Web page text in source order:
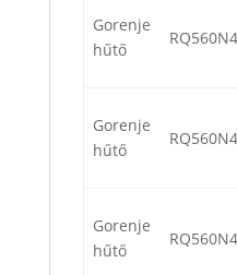
Gorenje
hűtő
Gorenje
hűtő
Gorenje
hűtő